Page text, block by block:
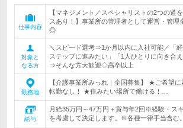
仕事内容
【マネジメント／スペシャリストの2つの道
スあり！】事業所の管理者として運営・管理
◎
対象と
なる方
＼スピード選考⇒1か月以内に入社可能／「
ステップに進みたい」「1人ひとりに向き合え
⇒そんな方大歓迎◇高卒以上
勤務地
【介護事業所みっれ｜全国募集】 ★ご希望に
転勤なし！ ★住みたい場所で働ける！…
給与
月給35万円～47万円＋賞与年2回※経験・ス
を考慮して決定します。※各種一律手当含む